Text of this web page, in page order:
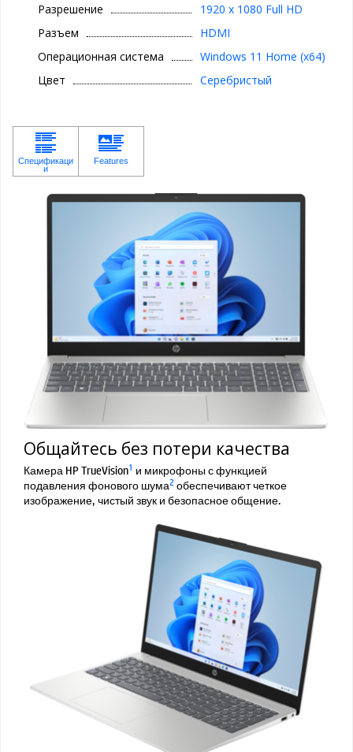
Разрешение
1920 x 1080 Full HD
Разъем
HDMI
Операционная система
Windows 11 Home (x64)
Цвет
Серебристый
Общайтесь без потери качества
Камера HP TrueVision1 и микрофоны с функцией
подавления фонового шума2 обеспечивают четкое
изображение, чистый звук и безопасное общение.